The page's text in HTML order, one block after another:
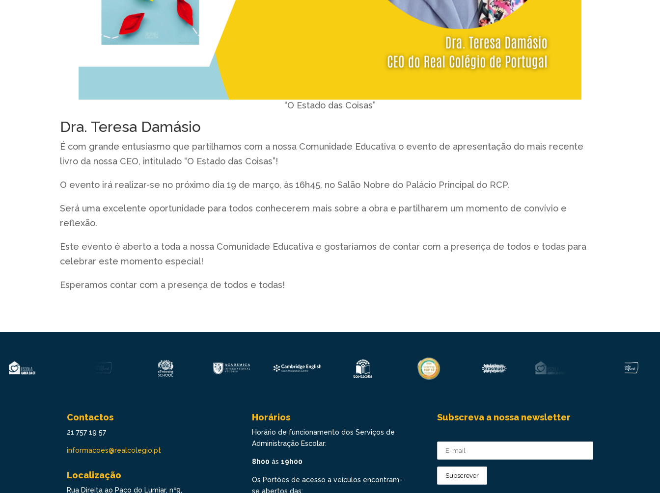
“O Estado das Coisas”
Dra. Teresa Damásio
É com grande entusiasmo que partilhamos com a nossa Comunidade Educativa o evento de apresentação do mais recente
livro da nossa CEO, intitulado “O Estado das Coisas”!
O evento irá realizar-se no próximo dia 19 de março, às 16h45, no Salão Nobre do Palácio Principal do RCP.
Será uma excelente oportunidade para todos conhecerem mais sobre a obra e partilharem um momento de convívio e
reflexão.
Este evento é aberto a toda a nossa Comunidade Educativa e gostaríamos de contar com a presença de todos e todas para
celebrar este momento especial!
Esperamos contar com a presença de todos e todas!
Contactos
21 757 19 57
informacoes@realcolegio.pt
Localização
Rua Direita ao Paço do Lumiar, nº9,
Horários
Horário de funcionamento dos Serviços de
Administração Escolar:
8h00 às 19h00
Os Portões de acesso a veículos encontram-
se abertos das:
Subscreva a nossa newsletter